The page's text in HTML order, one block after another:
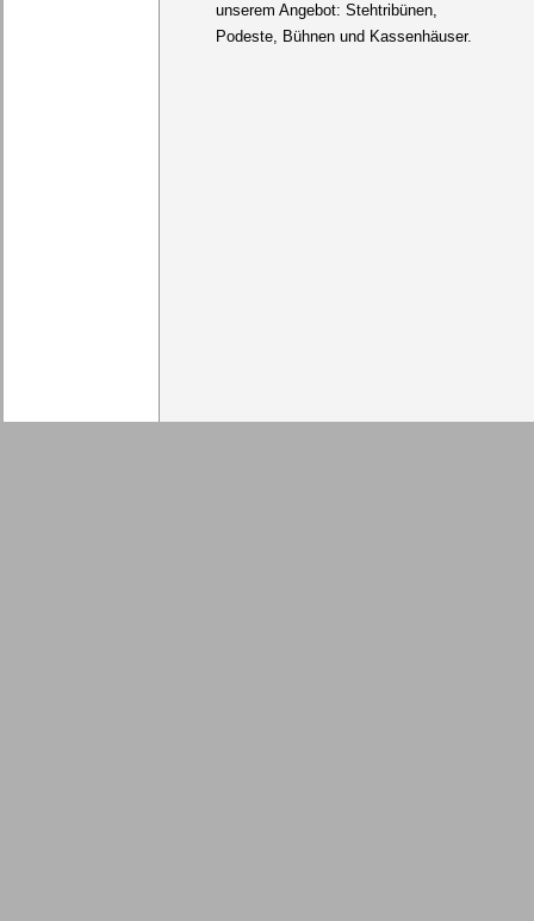
unserem Angebot: Stehtribünen,
Podeste, Bühnen und Kassenhäuser.